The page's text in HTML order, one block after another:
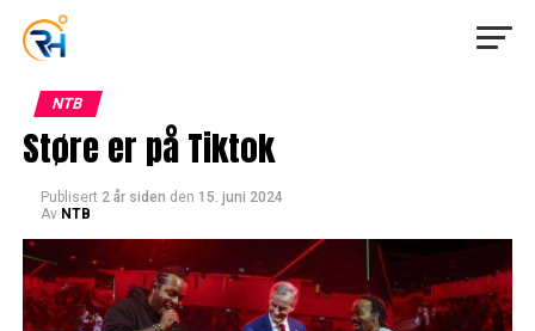
NTB
Støre er på Tiktok
Publisert 2 år siden den 15. juni 2024
Av NTB